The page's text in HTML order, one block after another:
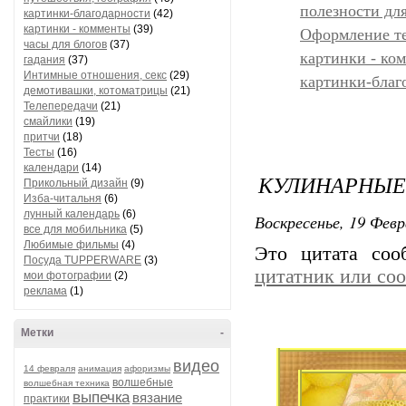
картинки-благодарности (42)
картинки - комменты (39)
часы для блогов (37)
гадания (37)
Интимные отношения, секс (29)
демотивашки, котоматрицы (21)
Телепередачи (21)
смайлики (19)
притчи (18)
Тесты (16)
календари (14)
Прикольный дизайн (9)
Изба-читальня (6)
лунный календарь (6)
все для мобильника (5)
Любимые фильмы (4)
Посуда TUPPERWARE (3)
мои фотографии (2)
реклама (1)
-
Метки
14 февраля анимация афоризмы видео
волшебная техника волшебные
практики выпечка вязание
полезности
Оформление
картинки -
картинки-
Воскресенье, 19
Это цитата
цитатник или